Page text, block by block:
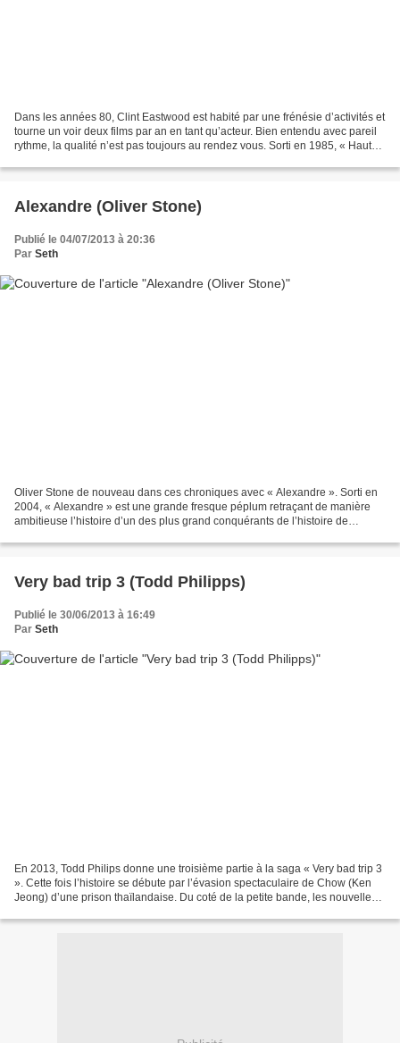
Dans les années 80, Clint Eastwood est habité par une frénésie d’activités et
tourne un voir deux films par an en tant qu’acteur. Bien entendu avec pareil
rythme, la qualité n’est pas toujours au rendez vous. Sorti en 1985, « Haut
Alexandre (Oliver Stone)
Publié le 04/07/2013 à 20:36
Par Seth
Oliver Stone de nouveau dans ces chroniques avec « Alexandre ». Sorti en
2004, « Alexandre » est une grande fresque péplum retraçant de manière
ambitieuse l’histoire d’un des plus grand conquérants de l’histoire de
Very bad trip 3 (Todd Philipps)
Publié le 30/06/2013 à 16:49
Par Seth
En 2013, Todd Philips donne une troisième partie à la saga « Very bad trip 3
». Cette fois l’histoire se débute par l’évasion spectaculaire de Chow (Ken
Jeong) d’une prison thaïlandaise. Du coté de la petite bande, les nouvelles